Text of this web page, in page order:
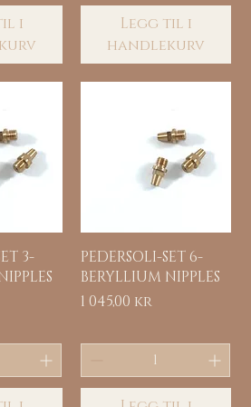
i
Legg til i
handlekurv
3-
Hurtigvisning
PEDERSOLI-SET 6-
BERYLLIUM NIPPLES
Pris
1 045,00 kr